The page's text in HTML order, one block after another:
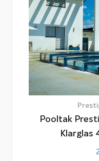
Pooltak
Klarglas